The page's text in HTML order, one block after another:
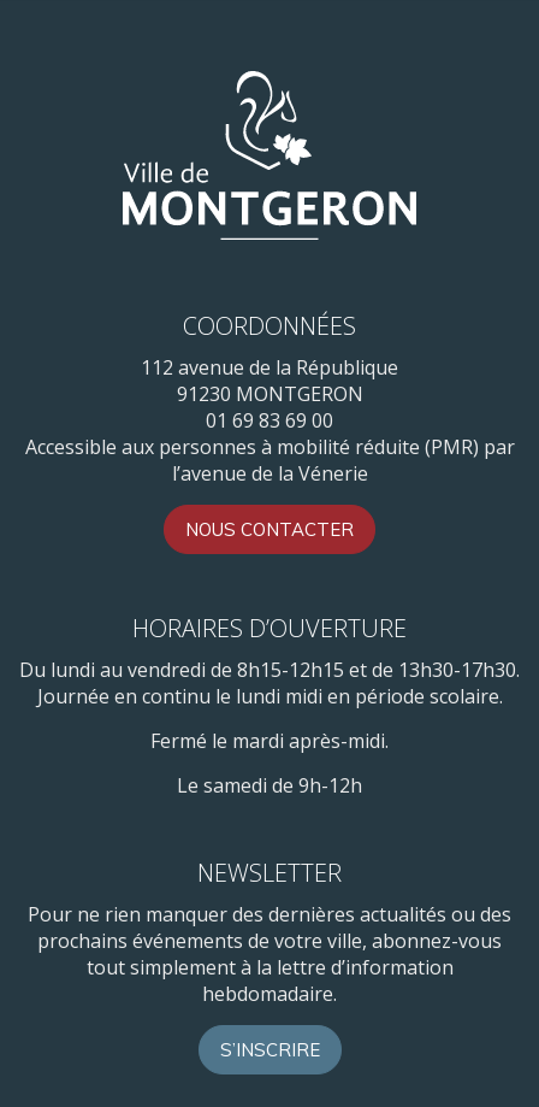
COORDONNÉES
112 avenue de la République
91230 MONTGERON
01 69 83 69 00
Accessible aux personnes à mobilité réduite (PMR) par
l’avenue de la Vénerie
NOUS CONTACTER
HORAIRES D’OUVERTURE
Du lundi au vendredi de 8h15-12h15 et de 13h30-17h30.
Journée en continu le lundi midi en période scolaire.
Fermé le mardi après-midi.
Le samedi de 9h-12h
NEWSLETTER
Pour ne rien manquer des dernières actualités ou des
prochains événements de votre ville, abonnez-vous
tout simplement à la lettre d’information
hebdomadaire.
S’INSCRIRE